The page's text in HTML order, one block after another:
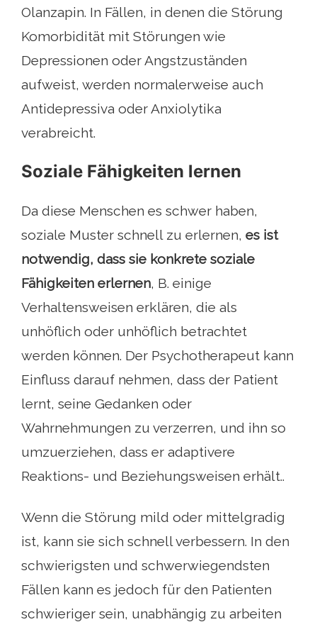
Olanzapin. In Fällen, in denen die Störung
Komorbidität mit Störungen wie
Depressionen oder Angstzuständen
aufweist, werden normalerweise auch
Antidepressiva oder Anxiolytika
verabreicht.
Soziale Fähigkeiten lernen
Da diese Menschen es schwer haben,
soziale Muster schnell zu erlernen, es ist
notwendig, dass sie konkrete soziale
Fähigkeiten erlernen, B. einige
Verhaltensweisen erklären, die als
unhöflich oder unhöflich betrachtet
werden können. Der Psychotherapeut kann
Einfluss darauf nehmen, dass der Patient
lernt, seine Gedanken oder
Wahrnehmungen zu verzerren, und ihn so
umzuerziehen, dass er adaptivere
Reaktions- und Beziehungsweisen erhält..
Wenn die Störung mild oder mittelgradig
ist, kann sie sich schnell verbessern. In den
schwierigsten und schwerwiegendsten
Fällen kann es jedoch für den Patienten
schwieriger sein, unabhängig zu arbeiten